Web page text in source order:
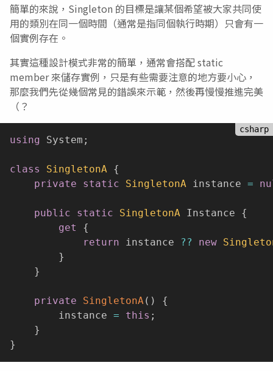
簡單的來說，Singleton 的目標是讓某個希望被大家共同使
用的類別在同一個時間（通常是指同個執行時期）只會有一
個實例存在。
其實這種設計模式非常的簡單，通常會搭配 static
member 來儲存實例，只是有些需要注意的地方要小心，
那麼我們先從幾個常見的錯誤來示範，然後再慢慢推進完美
（？
using System ;
class SingletonA
{
private
static SingletonA instance =
public static SingletonA Instance {
get
{
return instance ?? new
}
}
private SingletonA ( )
{
        instance
= this ;
}
}